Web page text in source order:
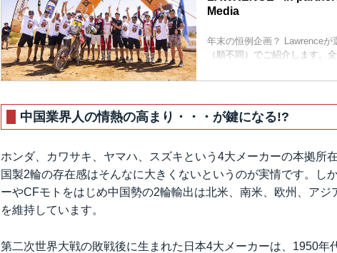
Media
年末の恒例企画？ Lawrenceが
（順不同）でご紹介します。
手権ですが、そのライダーズ
所属のロス ブランチが獲得し
はなくなる日は来るのでしょ
中国業界人の情熱の高まり・・・が鍵になる!?
ホンダ、カワサキ、ヤマハ、スズキという4大メーカーの本拠所
国製2輪の存在感はそんなに大きくないというのが実情です。し
ーやCFモトをはじめ中国勢の2輪輸出は北米、南米、欧州、アジ
を維持しています。
第二次世界大戦の敗戦後に生まれた日本4大メーカーは、1950年